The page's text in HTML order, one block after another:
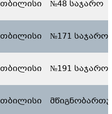
თბილისი №48 საჯარო
თბილისი №171 საჯარო
თბილისი №191 საჯარო
თბილისი